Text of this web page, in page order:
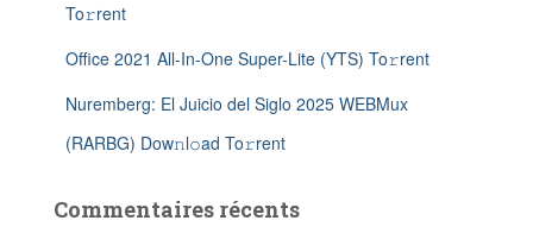
To𝚛rent
Office 2021 All-In-One Super-Lite (YTS) To𝚛rent
Nuremberg: El Juicio del Siglo 2025 WEBMux
(RARBG) Dow𝚗l𝚘ad To𝚛rent
Commentaires récents